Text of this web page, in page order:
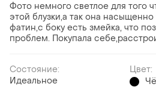
Фото немного светлое для того
этой блузки,а так она насыщенно
фатин,с боку есть змейка, что
проблем. Покупала
Состояние:
Идеальное
Цвет: